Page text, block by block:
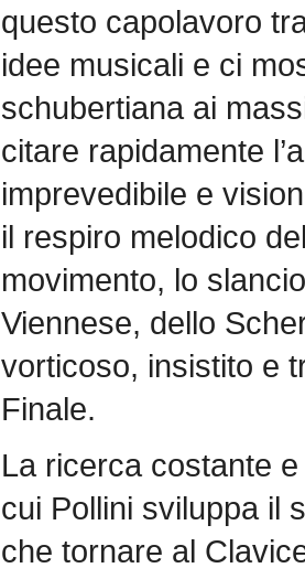
questo capolavoro
idee musicali e ci
schubertiana ai
citare rapidamente
imprevedibile e
il respiro melodico
movimento, lo
Viennese, dello
vorticoso, insistito e
Finale.
La ricerca costante
cui Pollini sviluppa il
che tornare al